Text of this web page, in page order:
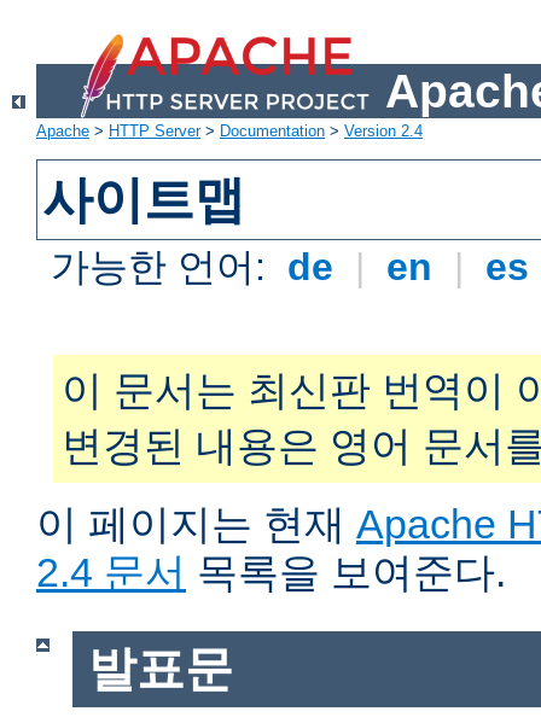
Apache > HTTP Server> Documentation > Version 2.4
사이트맵
가능한 언어: de | en | es
이 문서는 최신판 번역이
변경된 내용은 영어 문서
이 페이지는 현재 Apache
2.4 문서 목록을 보여준다.
발표문